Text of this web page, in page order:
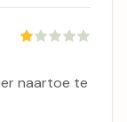
naartoe te